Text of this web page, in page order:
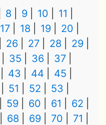
8 9 10
11
17 18 19
20
26 27 28
29
35 36
37
43 44
45
51 52
53
59 60 61
62
68 69 70
71